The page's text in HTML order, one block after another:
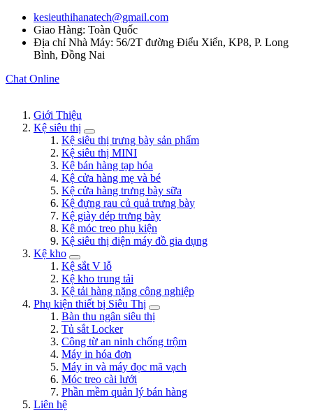
kesieuthihanatech@gmail.com
Giao Hàng: Toàn Quốc
Địa chỉ Nhà Máy: 56/2T đường Điểu Xiển, KP8, P. Long
Bình, Đồng Nai
Chat Online
Giới Thiệu
Kệ siêu thị
Kệ siêu thị trưng bày sản phẩm
Kệ siêu thị MINI
Kệ bán hàng tạp hóa
Kệ cửa hàng mẹ và bé
Kệ cửa hàng trưng bày sữa
Kệ đựng rau củ quả trưng bày
Kệ giày dép trưng bày
Kệ móc treo phụ kiện
Kệ siêu thị điện máy đồ gia dụng
Kệ kho
Kệ sắt V lỗ
Kệ kho trung tải
Kệ tải hàng nặng công nghiệp
Phụ kiện thiết bị Siêu Thị
Bàn thu ngân siêu thị
Tủ sắt Locker
Công từ an ninh chống trộm
Máy in hóa đơn
Máy in và máy đọc mã vạch
Móc treo cài lưới
Phần mềm quản lý bán hàng
Liên hệ